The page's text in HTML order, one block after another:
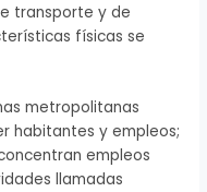
transporte y de
físicas se
metropolitanas
habitantes y empleos;
empleos
llamadas